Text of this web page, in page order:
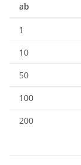
ab
1
10
50
100
200